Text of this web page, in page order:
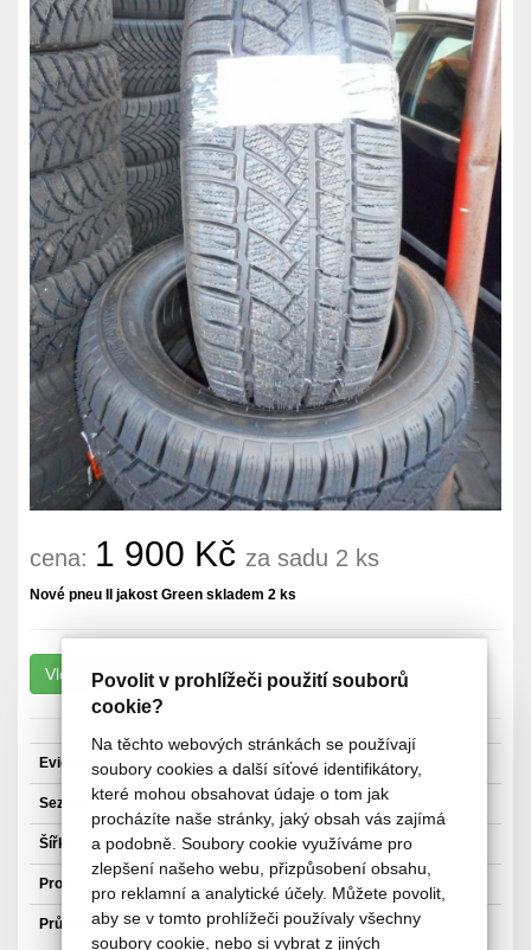
Povolit v prohlížeči použití souborů
cookie?
Na těchto webových stránkách se používají
soubory cookies a další síťové identifikátory,
které mohou obsahovat údaje o tom jak
procházíte naše stránky, jaký obsah vás zajímá
a podobně. Soubory cookie využíváme pro
zlepšení našeho webu, přizpůsobení obsahu,
pro reklamní a analytické účely. Můžete povolit,
aby se v tomto prohlížeči používaly všechny
soubory cookie, nebo si vybrat z jiných
cena: 1 900 Kč za sadu 2 ks
Nové pneu II jakost Green skladem 2 ks
Evidenční číslo: 5468-Z
Sezóna Zimní pneu
Šířka 205 mm
Profil 55 mm
Průměr 16"